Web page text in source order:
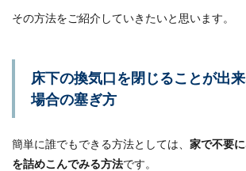
その方法をご紹介していきたいと思います。
床下の換気口を閉じることが出
場合の塞ぎ方
簡単に誰でもできる方法としては、 家で不要
を詰めこんでみる方法です。